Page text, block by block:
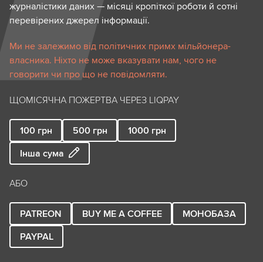
журналістики даних — місяці кропіткої роботи й сотні
перевірених джерел інформації.
Ми не залежимо від політичних примх мільйонера-
власника. Ніхто не може вказувати нам, чого не
говорити чи про що не повідомляти.
ЩОМІСЯЧНА ПОЖЕРТВА ЧЕРЕЗ LIQPAY
100 грн 500 грн 1000 грн
Інша сума
АБО
PATREON BUY ME A COFFEE
МОНОБАЗА
PAYPAL